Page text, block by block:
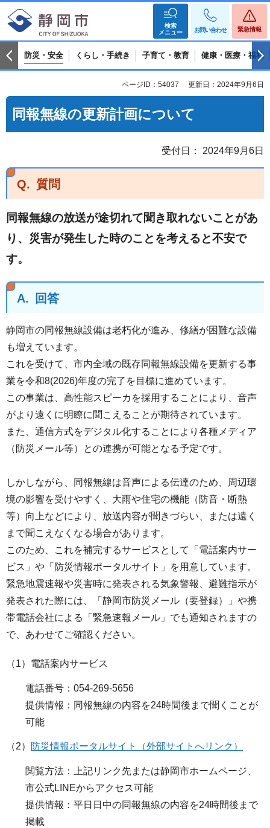
検索
メニュー
お問い合わせ 緊急情報
防災・安全 くらし・手続き 子育て・教育 健康・医療・福祉
ページID：54037 更新日：2024年9月6日
同報無線の更新計画について
受付日： 2024年9月6日
Q. 質問
同報無線の放送が途切れて聞き取れないことがあ
り、災害が発生した時のことを考えると不安で
す。
A. 回答
静岡市の同報無線設備は老朽化が進み、修繕が困難な設備
も増えています。
これを受けて、市内全域の既存同報無線設備を更新する事
業を令和8(2026)年度の完了を目標に進めています。
この事業は、高性能スピーカを採用することにより、音声
がより遠くに明瞭に聞こえることが期待されています。
また、通信方式をデジタル化することにより各種メディア
（防災メール等）との連携が可能となる予定です。
しかしながら、同報無線は音声による伝達のため、周辺環
境の影響を受けやすく、大雨や住宅の機能（防音・断熱
等）向上などにより、放送内容が聞きづらい、または遠く
まで聞こえなくなる場合があります。
このため、これを補完するサービスとして「電話案内サー
ビス」や「防災情報ポータルサイト」を用意しています。
緊急地震速報や災害時に発表される気象警報、避難指示が
発表された際には、「静岡市防災メール（要登録）」や携
帯電話会社による「緊急速報メール」でも通知されますの
で、あわせてご確認ください。
（1）電話案内サービス
電話番号：054-269-5656
提供情報：同報無線の内容を24時間後まで聞くことが
可能
（2） 防災情報ポータルサイト（外部サイトへリンク）
閲覧方法：上記リンク先または静岡市ホームページ、
市公式LINEからアクセス可能
提供情報：平日日中の同報無線の内容を24時間後まで
掲載